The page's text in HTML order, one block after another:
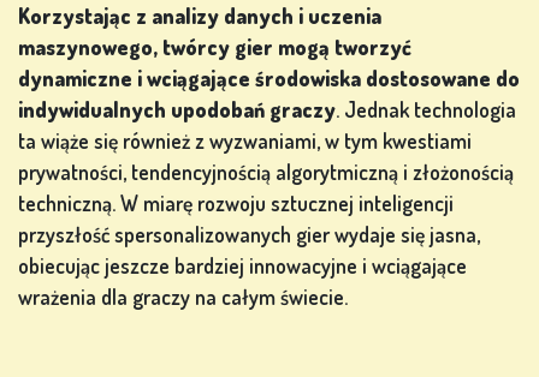
Korzystając z analizy danych i uczenia
maszynowego, twórcy gier mogą tworzyć
dynamiczne i wciągające środowiska dostosowane do
indywidualnych upodobań graczy. Jednak technologia
ta wiąże się również z wyzwaniami, w tym kwestiami
prywatności, tendencyjnością algorytmiczną i złożonością
techniczną. W miarę rozwoju sztucznej inteligencji
przyszłość spersonalizowanych gier wydaje się jasna,
obiecując jeszcze bardziej innowacyjne i wciągające
wrażenia dla graczy na całym świecie.